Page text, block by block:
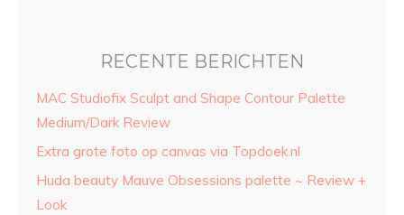
RECENTE BERICHTEN
MAC Studiofix Sculpt and Shape Contour Palette
Medium/Dark Review
Extra grote foto op canvas via Topdoek.nl
Huda beauty Mauve Obsessions palette ~ Review +
Look